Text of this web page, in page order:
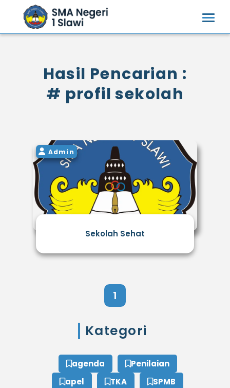
Hasil Pencarian :
# profil sekolah
Admin
Sekolah Sehat
1
Kategori
agenda
Penilaian
apel
TKA SPMB